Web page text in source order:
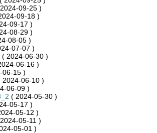
09-25 )
09-18 )
09-17 )
08-29 )
08-05 )
07-07 )
( 2024-06-30 )
06-16 )
06-15 )
2024-06-10 )
06-09 )
( 2024-05-30 )
05-17 )
05-12 )
05-11 )
05-01 )